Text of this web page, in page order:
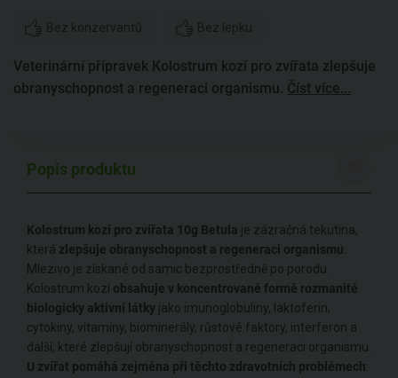
Bez konzervantů Bez lepku
Veterinární přípravek Kolostrum kozí pro zvířata zlepšuje
obranyschopnost a regeneraci organismu. Číst více...
Popis produktu
Kolostrum kozí pro zvířata 10g Betula je zázračná tekutina,
která zlepšuje obranyschopnost a regeneraci organismu.
Mlezivo je získané od samic bezprostředně po porodu.
Kolostrum kozí obsahuje v koncentrované formě rozmanité
biologicky aktivní látky jako imunoglobuliny, laktoferin,
cytokiny, vitamíny, biominerály, růstové faktory, interferon a
další, které zlepšují obranyschopnost a regeneraci organismu.
U zvířat pomáhá zejména při těchto zdravotních problémech: